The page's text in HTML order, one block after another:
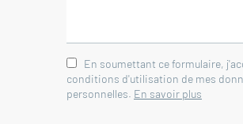
En soumettant ce formulaire,
conditions d'utilisation de mes
personnelles. En savoir plus